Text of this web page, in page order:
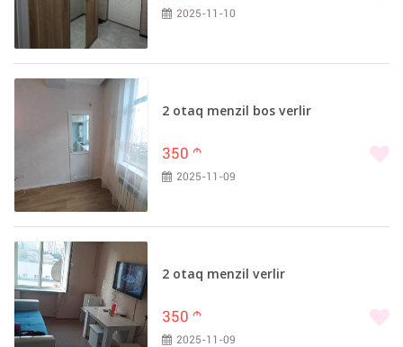
2025-11-10
2 otaq menzil bos verlir
350 m
2025-11-09
2 otaq menzil verlir
350 m
2025-11-09